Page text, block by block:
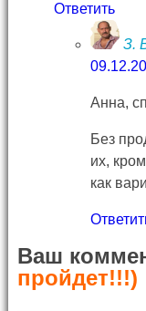
Ответить
З.
Анна,
Без
их,
как
Ваш
пройдет!!!)